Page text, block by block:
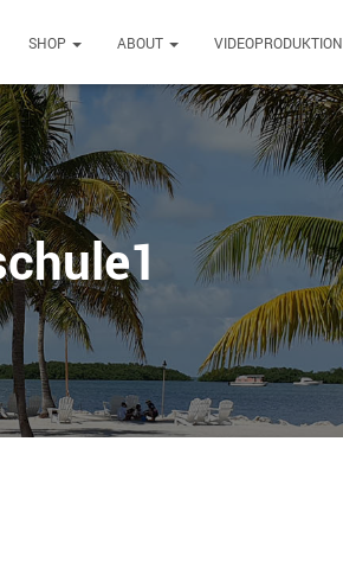
SHOP ABOUT VIDEOPRODUKTION